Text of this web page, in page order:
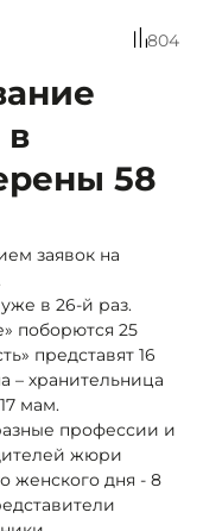
804
58
заявок на
в 26-й раз.
поборются 25
представят 16
хранительница
мам.
профессии и
жюри
женского дня - 8